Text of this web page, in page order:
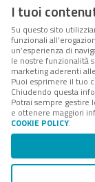
Forumpa.itè
presso
Reg. n. 182 del
FPA
Coordinamento
è un'azienda
Codice Fiscale/
I tuoi
Su questo sito
funzionali
un’esperienza di
le nostre funzionalità
marketing aderenti
Puoi esprimere il tuo
Chiudendo questa
Potrai sempre gestire
e ottenere maggiori
COOKIE POLICY.